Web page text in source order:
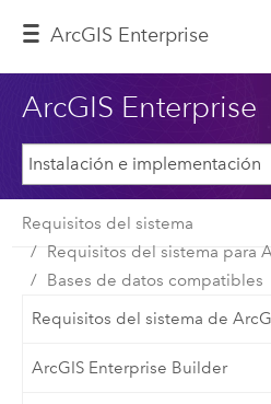
ArcGIS Enterprise
ArcGIS Enterprise
Requisitos del sistema
Requisitos del sistema para
Bases de datos compatibles
Requisitos del sistema de
ArcGIS Enterprise Builder